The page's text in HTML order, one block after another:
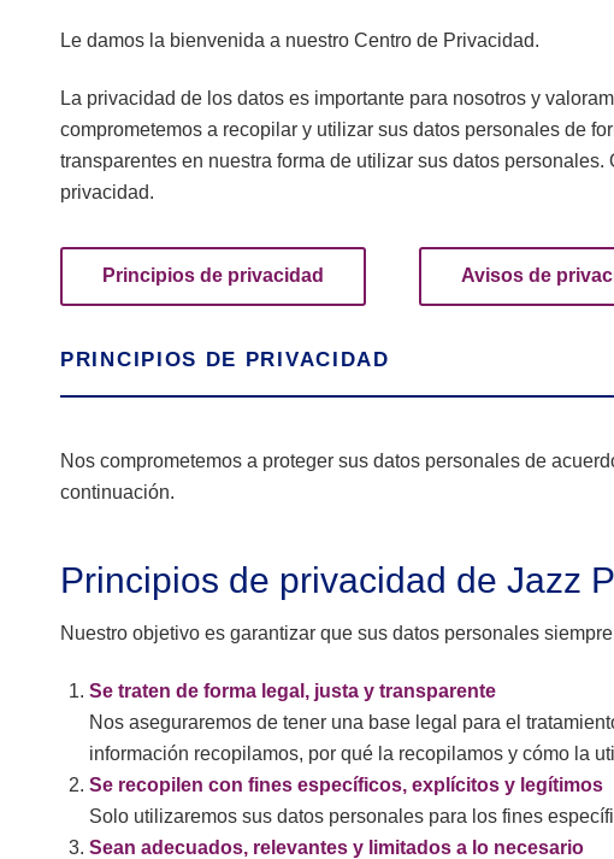
Le damos la bienvenida a nuestro Centro de Privacidad.
La privacidad de los datos es importante para nosotros y
comprometemos a recopilar y utilizar sus datos personales de
transparentes en nuestra forma de utilizar sus datos
privacidad.
Principios de privacidad Avisos de
PRINCIPIOS DE PRIVACIDAD
Nos comprometemos a proteger sus datos personales de
continuación.
Principios de privacidad de Jazz
Nuestro objetivo es garantizar que sus datos personales
Se traten de forma legal, justa y transparente
Nos aseguraremos de tener una base legal para el
información recopilamos, por qué la recopilamos y cómo la
Se recopilen con fines específicos, explícitos y legítimos
Solo utilizaremos sus datos personales para los fines
Sean adecuados, relevantes y limitados a lo necesario